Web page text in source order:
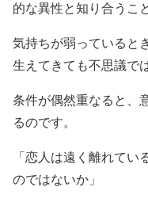
的な異性と知り合うこ
気持ちが弱っていると
生えてきても不思議で
条件が偶然重なると、
るのです。
「恋人は遠く離れて
のではないか」